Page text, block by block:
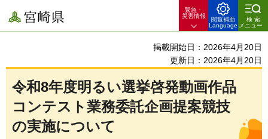
宮崎県
緊急・
災害情報
閲覧補助
Language
検索
メニュー
掲載開始日：2026年4月20日
更新日：2026年4月20日
令和8年度明るい選挙啓発動画作品
コンテスト業務委託企画提案競技
の実施について